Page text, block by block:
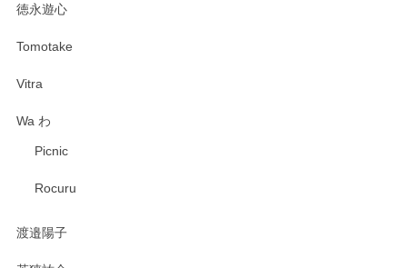
徳永遊心
Tomotake
Vitra
Wa わ
Picnic
Rocuru
渡邉陽子